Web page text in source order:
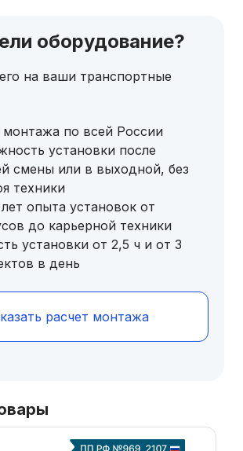
оборудование?
на ваши транспортные
монтажа по всей России
установки после
смены или в выходной, без
техники
опыта установок от
до карьерной техники
установки от 2,5 ч и от 3
в день
расчет монтажа